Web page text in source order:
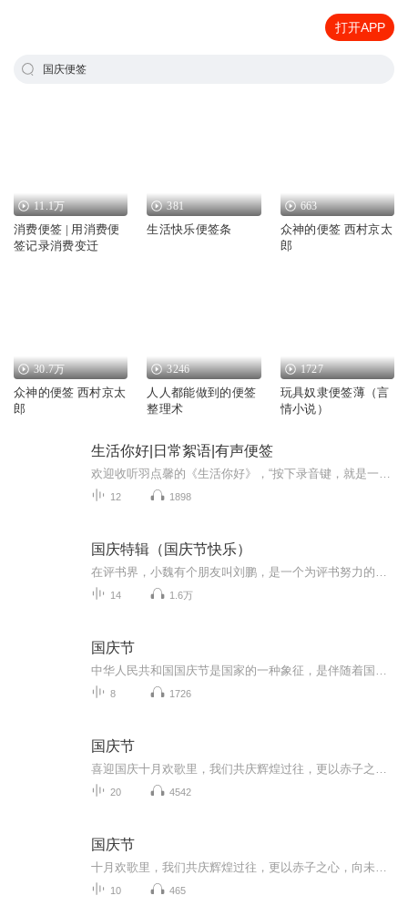
打开APP
国庆便签
11.1万
消费便签 | 用消费便
签记录消费变迁
381
生活快乐便签条
663
众神的便签 西村京太
郎
30.7万
众神的便签 西村京太
郎
3246
人人都能做到的便签
整理术
1727
玩具奴隶便签薄（言
情小说）
生活你好|日常絮语|有声便签
12 1898
国庆特辑（国庆节快乐）
14 1.6万
国庆节
8 1726
国庆节
20 4542
国庆节
10 465